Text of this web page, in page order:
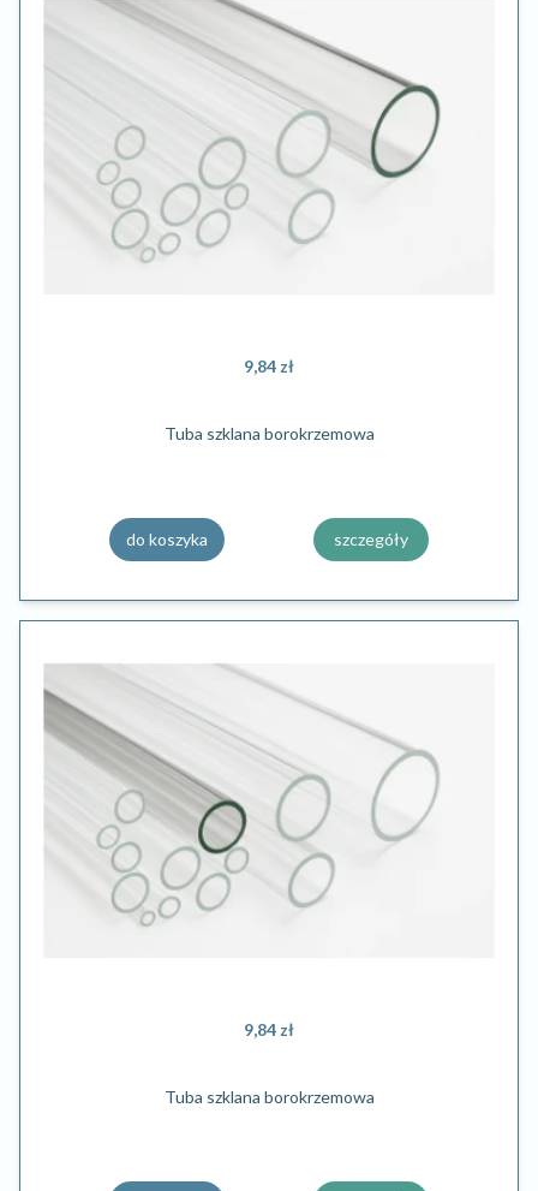
9,84 zł
Tuba szklana borokrzemowa
do koszyka szczegóły
9,84 zł
Tuba szklana borokrzemowa